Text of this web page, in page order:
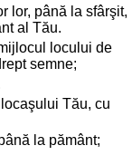
lor, până la sfârşit,
al Tău.
locului de
semne;
Tău, cu
la pământ;